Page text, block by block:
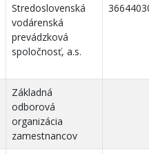
Stredoslovenská
vodárenská
prevádzková
spoločnosť, a.s.
Základná
odborová
organizácia
zamestnancov